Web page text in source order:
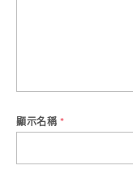
顯示名稱 *